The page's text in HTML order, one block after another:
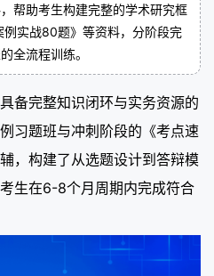
帮助考生构建完整的学术研究框
例实战80题》等资料，分阶段完
全流程训练。
备完整知识闭环与实务资源的
习题班与冲刺阶段的《考点速
，构建了从选题设计到答辩模
生在6-8个月周期内完成符合